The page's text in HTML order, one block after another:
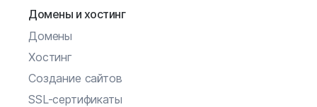
Домены и хостинг
Домены
Хостинг
Создание сайтов
SSL-сертификаты